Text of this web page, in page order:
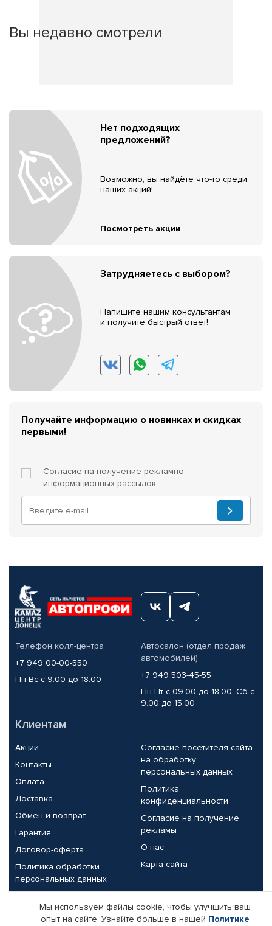
Вы недавно смотрели
Нет подходящих
предложений?
Возможно, вы найдёте что-то среди
наших акций!
Посмотреть акции
Затрудняетесь с выбором?
Напишите нашим консультантам
и получите быстрый ответ!
Получайте информацию о новинках и скидках
первыми!
Согласие на получение рекламно-
информационных рассылок
Телефон колл-центра
+7 949 00-00-550
Пн-Вс с 9.00 до 18.00
Автосалон (отдел продаж
автомобилей)
+7 949 503-45-55
Пн-Пт с 09.00 до 18.00, Сб с
9.00 до 15.00
Клиентам
Акции
Контакты
Оплата
Доставка
Обмен и возврат
Гарантия
Договор-оферта
Политика обработки
персональных данных
Согласие посетителя сайта
на обработку
персональных данных
Политика
конфиденциальности
Согласие на получение
рекламы
О нас
Карта сайта
Партнерам
Мы используем файлы cookie, чтобы улучшить ваш
опыт на сайте. Узнайте больше в нашей Политике